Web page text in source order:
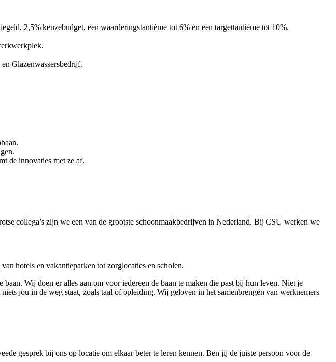
2,5% keuzebudget, een waarderingstantième tot 6% én een targettantième tot 10%.
Glazenwassersbedrijf.
de innovaties met ze af.
collega’s zijn we een van de grootste schoonmaakbedrijven in Nederland. Bij CSU werken we
hotels en vakantieparken tot zorglocaties en scholen.
Wij doen er alles aan om voor iedereen de baan te maken die past bij hun leven. Niet je
jou in de weg staat, zoals taal of opleiding. Wij geloven in het samenbrengen van werknemers
gesprek bij ons op locatie om elkaar beter te leren kennen. Ben jij de juiste persoon voor de